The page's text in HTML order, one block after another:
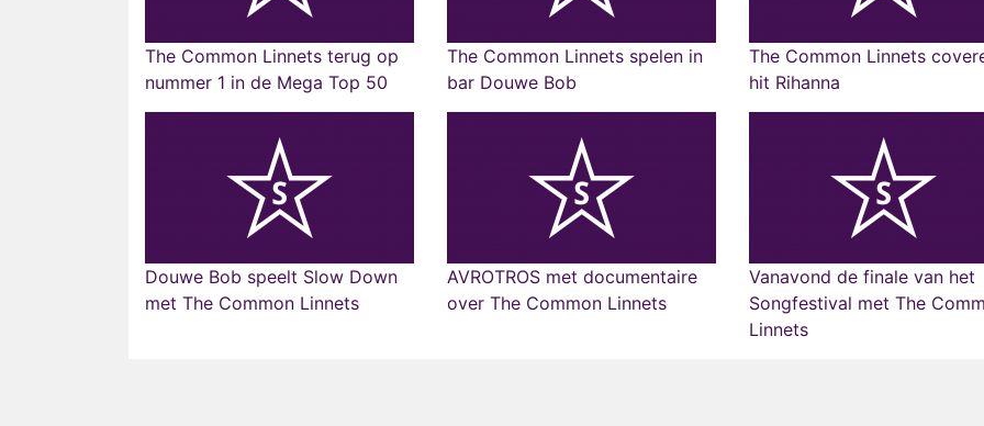
The Common Linnets terug op
nummer 1 in de Mega Top 50
The Common Linnets spelen in
bar Douwe Bob
The Common Linnets
hit Rihanna
Douwe Bob speelt Slow Down
met The Common Linnets
AVROTROS met documentaire
over The Common Linnets
Vanavond de finale van het
Songfestival met The
Linnets